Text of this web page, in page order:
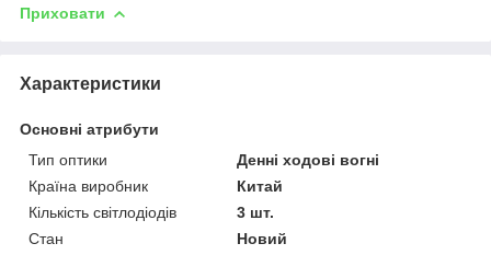
Приховати
Характеристики
Основні атрибути
Тип оптики
Денні ходові вогні
Країна виробник
Китай
Кількість світлодіодів
3 шт.
Стан
Новий